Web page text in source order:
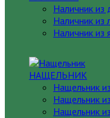
Наличник из
Наличник из
Наличник из
НАЩЕЛЬНИК
Нащельник
Нащельник
Нащельник